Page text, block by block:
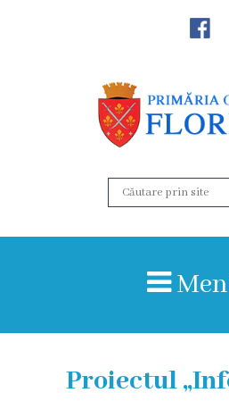
Primăria
Structura,
Organigrama
Proiectul